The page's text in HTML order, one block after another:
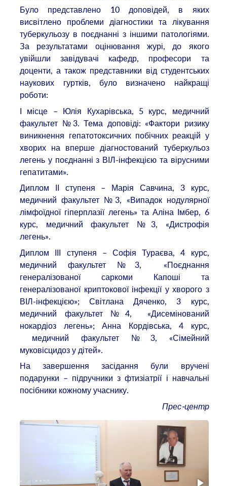
Було представлено 10 доповідей, в яких
висвітлено проблеми діагностики та лікування
туберкульозу в поєднанні з іншими патологіями.
За результатами оцінювання журі, до якого
увійшли завідувачі кафедр, професори та
доценти, а також представники від студентських
наукових гуртків, було визначено найкращі
роботи:
І місце – Юлія Кухарівська, 5 курс, медичний
факультет №3. Тема доповіді: «Фактори ризику
виникнення гепатотоксичних побічних реакцій у
хворих на вперше діагностований туберкульоз
легень у поєднанні з ВІЛ-інфекцією та вірусними
гепатитами».
Диплом ІІ ступеня – Марія Савчина, 3 курс,
медичний факультет №3, «Випадок нодулярної
лімфоїдної гіперплазії легень» та Аліна Імбер, 6
курс, медичний факультет №3, «Дистрофія
легень».
Диплом ІІІ ступеня – Софія Тураєва, 4 курс,
медичний факультет №3, «Поєднання
генералізованої саркоми Капоші та
генералізованої криптокової інфекції у хворого з
ВІЛ-інфекцією»; Світлана Дяченко, 3 курс,
медичний факультет №4, «Дисемінований
нокардіоз легень»; Анна Кордівська, 4 курс,
медичний факультет №3, «Сімейний
муковісцидоз у дітей».
На завершення засідання були вручені
подарунки – підручники з фтизіатрії і навчальні
посібники кожному учаснику.
Прес-центр